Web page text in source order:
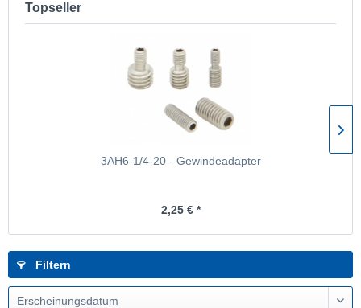
Topseller
3AH6-1/4-20 - Gewindeadapter
2,25 € *
Filtern
Erscheinungsdatum